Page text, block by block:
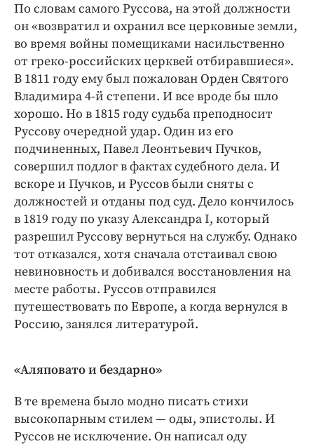
По словам самого Руссова, на этой должности
он «возвратил и охранил все церковные земли,
во время войны помещиками насильственно
от греко-российских церквей отбиравшиеся».
В 1811 году ему был пожалован Орден Святого
Владимира 4-й степени. И все вроде бы шло
хорошо. Но в 1815 году судьба преподносит
Руссову очередной удар. Один из его
подчиненных, Павел Леонтьевич Пучков,
совершил подлог в фактах судебного дела. И
вскоре и Пучков, и Руссов были сняты с
должностей и отданы под суд. Дело кончилось
в 1819 году по указу Александра I, который
разрешил Руссову вернуться на службу. Однако
тот отказался, хотя сначала отстаивал свою
невиновность и добивался восстановления на
месте работы. Руссов отправился
путешествовать по Европе, а когда вернулся в
Россию, занялся литературой.
«Аляповато и бездарно»
В те времена было модно писать стихи
высокопарным стилем — оды, эпистолы. И
Руссов не исключение. Он написал оду